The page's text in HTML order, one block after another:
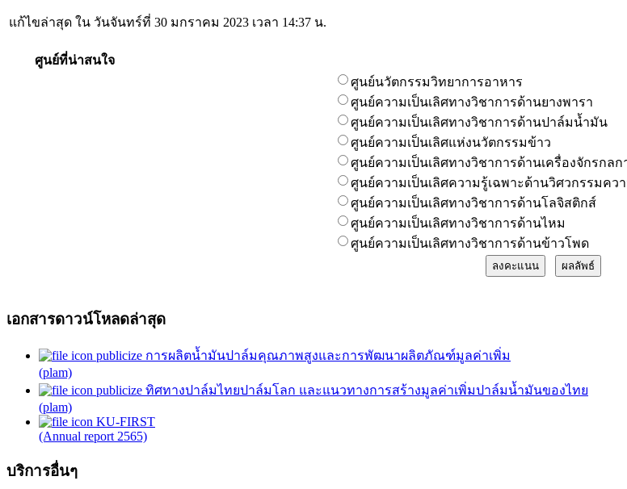
แก้ไขล่าสุด ใน วันจันทร์ที่ 30 มกราคม 2023 เวลา 14:37 น.
ศูนย์ที่น่าสนใจ
ศูนย์นวัตกรรมวิทยาการอาหาร
ศูนย์ความเป็นเลิศทางวิชาการด้านยางพารา
ศูนย์ความเป็นเลิศทางวิชาการด้านปาล์มน้ำมัน
ศูนย์ความเป็นเลิศแห่งนวัตกรรมข้าว
ศูนย์ความเป็นเลิศทางวิชาการด้านเครื่องจักรกลก
ศูนย์ความเป็นเลิศความรู้เฉพาะด้านวิศวกรรมคว
ศูนย์ความเป็นเลิศทางวิชาการด้านโลจิสติกส์
ศูนย์ความเป็นเลิศทางวิชาการด้านไหม
ศูนย์ความเป็นเลิศทางวิชาการด้านข้าวโพด
เอกสารดาวน์โหลดล่าสุด
publicize การผลิตน้ำมันปาล์มคุณภาพสูงและการพัฒนาผลิตภัณฑ์มูลค่าเพิ่ม
(plam)
publicize ทิศทางปาล์มไทยปาล์มโลก และแนวทางการสร้างมูลค่าเพิ่มปาล์มน้ำมันของไทย
(plam)
KU-FIRST
(Annual report 2565)
บริการอื่นๆ